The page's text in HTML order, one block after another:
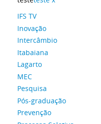
IFS TV
Inovação
Intercâmbio
Itabaiana
Lagarto
MEC
Pesquisa
Pós-graduação
Prevenção